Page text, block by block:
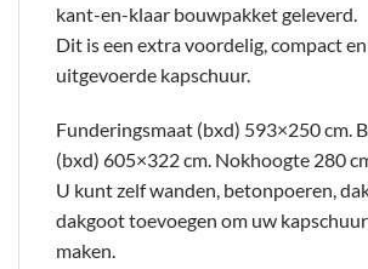
kant-en-klaar bouwpakket geleverd.
Dit is een extra voordelig, compact
uitgevoerde kapschuur.
Funderingsmaat (bxd) 593×250 cm.
(bxd) 605×322 cm. Nokhoogte 280
U kunt zelf wanden, betonpoeren,
dakgoot toevoegen om uw
maken.